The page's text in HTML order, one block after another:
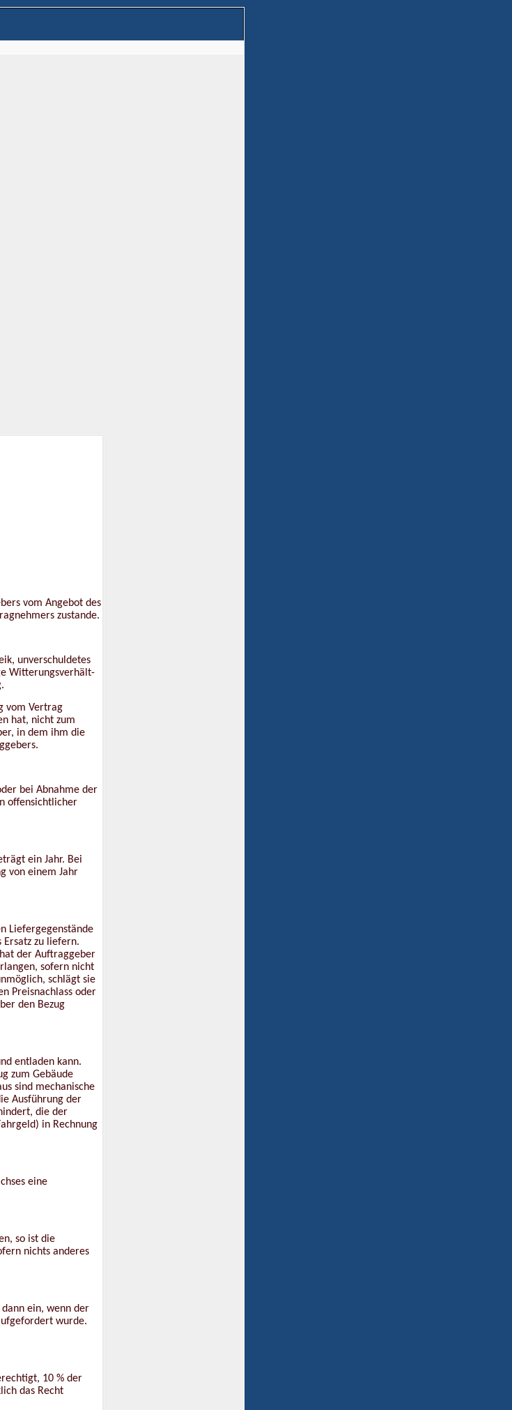
vom Angebot des
zustande.
unverschuldetes
Witterungsverhält-
vom Vertrag
hat, nicht zum
in dem ihm die
bei Abnahme der
offensichtlicher
ein Jahr. Bei
von einem Jahr
Liefergegenstände
Ersatz zu liefern.
der Auftraggeber
sofern nicht
schlägt sie
Preisnachlass oder
den Bezug
entladen kann.
zum Gebäude
sind mechanische
Ausführung der
die der
in Rechnung
eine
so ist die
nichts anderes
ein, wenn der
wurde.
10 % der
das Recht